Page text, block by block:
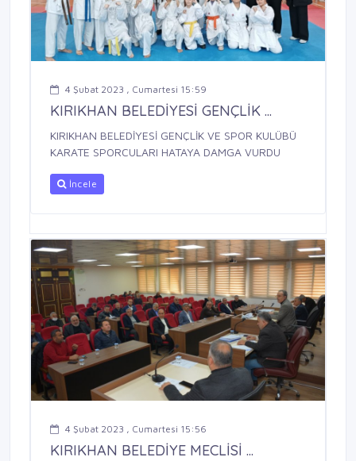
4 Şubat 2023 , Cumartesi 15:59
KIRIKHAN BELEDİYESİ GENÇLİK ...
KIRIKHAN BELEDİYESİ GENÇLİK VE SPOR KULÜBÜ
KARATE SPORCULARI HATAYA DAMGA VURDU
İncele
4 Şubat 2023 , Cumartesi 15:56
KIRIKHAN BELEDİYE MECLİSİ ...